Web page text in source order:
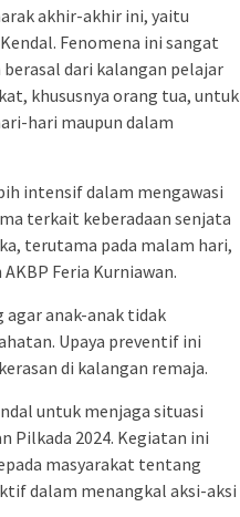
akhir-akhir ini, yaitu
Fenomena ini sangat
dari kalangan pelajar
khususnya orang tua, untuk
hari maupun dalam
intensif dalam mengawasi
terkait keberadaan senjata
terutama pada malam hari,
Feria Kurniawan.
agar anak-anak tidak
Upaya preventif ini
di kalangan remaja.
untuk menjaga situasi
Pilkada 2024. Kegiatan ini
masyarakat tentang
dalam menangkal aksi-aksi